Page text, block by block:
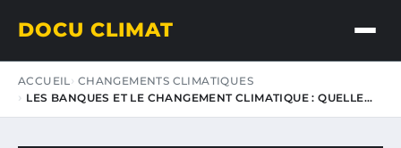
DOCU CLIMAT
ACCUEIL CHANGEMENTS CLIMATIQUES
LES BANQUES ET LE CHANGEMENT CLIMATIQUE : QUELLE…